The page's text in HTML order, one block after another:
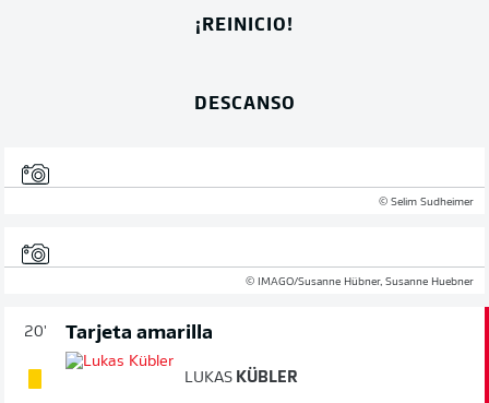
¡REINICIO!
DESCANSO
© Selim Sudheimer
© IMAGO/Susanne Hübner, Susanne Huebner
20' Tarjeta amarilla
LUKAS KÜBLER